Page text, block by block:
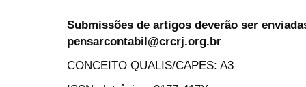
Submissões de artigos deverão ser
pensarcontabil@crcrj.org.br
CONCEITO QUALIS/CAPES: A3